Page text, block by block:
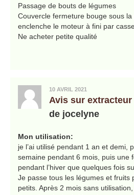
Passage de bouts de légumes
Couvercle fermeture bouge sous
enclenche le moteur à fini par
Ne acheter petite qualité
10 AVRIL 2021
Avis sur extracteur
de jocelyne
Mon utilisation:
je l’ai utilisé pendant 1 an et demi,
semaine pendant 6 mois, puis une
pendant l’hiver que quelques fois
Je passe tous les légumes et fruits
petits. Après 2 mois sans